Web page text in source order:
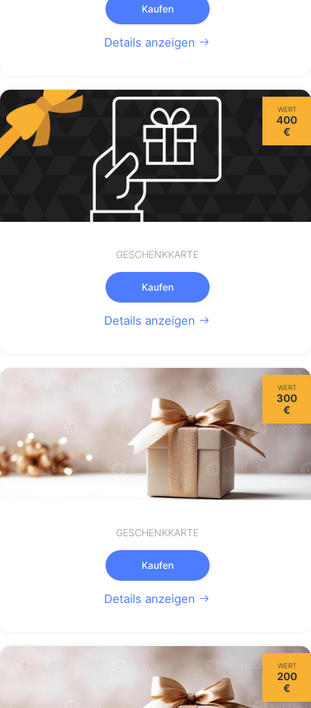
Kaufen
Details anzeigen
WERT
400
€
GESCHENKKARTE
Kaufen
Details anzeigen
WERT
300
€
GESCHENKKARTE
Kaufen
Details anzeigen
WERT
200
€